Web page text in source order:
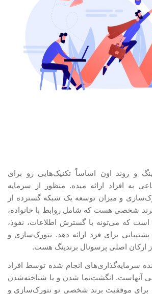
و روند اون اساساً تکنیکهایی رو برای
به افراد ارائه میده. منظور از سرمایه
و میزان توسعه یک شبکه گسترده از
برند شخصی هست که شامل روابط با خانواده،
است که می‌تونه با گسترش اطلاعات، نفوذ،
پشتیبانی برای فرد ارائه دهد. نتورک‌سازی و
ارکان اصلی پرسونال برندینگ هست.
سرمایه‌گذاری‌های انجام شده توسط افراد
آنهاست. انگشت‌نما شدن و یا شناخته‌شدن
برای موفقیت برند شخصی تو نتورک‌سازی و